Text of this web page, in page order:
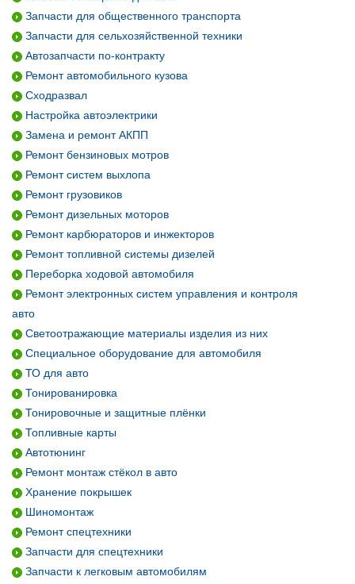
Запчасти для общественного транспорта
Запчасти для сельхозяйственной техники
Автозапчасти по-контракту
Ремонт автомобильного кузова
Сходразвал
Настройка автоэлектрики
Замена и ремонт АКПП
Ремонт бензиновых мотров
Ремонт систем выхлопа
Ремонт грузовиков
Ремонт дизельных моторов
Ремонт карбюраторов и инжекторов
Ремонт топливной системы дизелей
Переборка ходовой автомобиля
Ремонт электронных систем управления и контроля
авто
Светоотражающие материалы изделия из них
Специальное оборудование для автомобиля
ТО для авто
Тонированировка
Тонировочные и защитные плёнки
Топливные карты
Автотюнинг
Ремонт монтаж стёкол в авто
Хранение покрышек
Шиномонтаж
Ремонт спецтехники
Запчасти для спецтехники
Запчасти к легковым автомобилям